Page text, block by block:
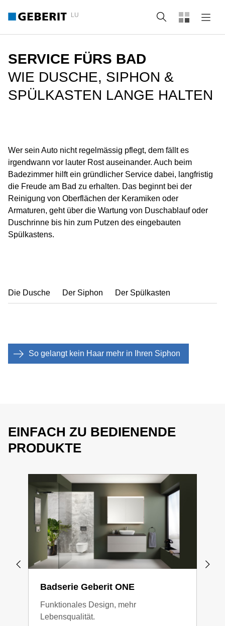
LU Suche
SERVICE FÜRS BAD
WIE DUSCHE, SIPHON &
SPÜLKASTEN LANGE HALTEN
Wer sein Auto nicht regelmässig pflegt, dem fällt es
irgendwann vor lauter Rost auseinander. Auch beim
Badezimmer hilft ein gründlicher Service dabei, langfristig
die Freude am Bad zu erhalten. Das beginnt bei der
Reinigung von Oberflächen der Keramiken oder
Armaturen, geht über die Wartung von Duschablauf oder
Duschrinne bis hin zum Putzen des eingebauten
Spülkastens.
Die Dusche Der Siphon Der Spülkasten
So gelangt kein Haar mehr in Ihren Siphon
EINFACH ZU BEDIENENDE
PRODUKTE
Badserie Geberit ONE
Funktionales Design, mehr
Lebensqualität.